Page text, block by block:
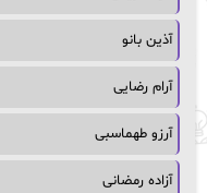
آذین بانو
آرام رضایی
آرزو طهماسبی
آزاده رمضانی